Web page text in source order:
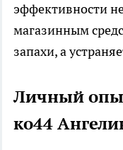
эффективности
магазинным
запахи, а
Личный
ко44